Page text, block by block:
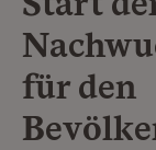
für den